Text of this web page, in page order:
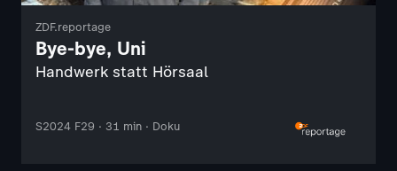
ZDF.reportage
Bye-bye, Uni
Handwerk statt Hörsaal
S2024 F29 · 31 min · Doku